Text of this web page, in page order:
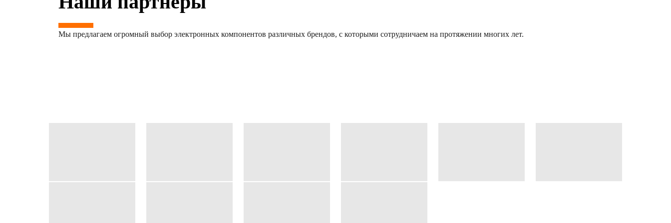
Мы предлагаем огромный выбор электронных компонентов различных брендов, с которыми сотрудничаем на протяжении многих лет.